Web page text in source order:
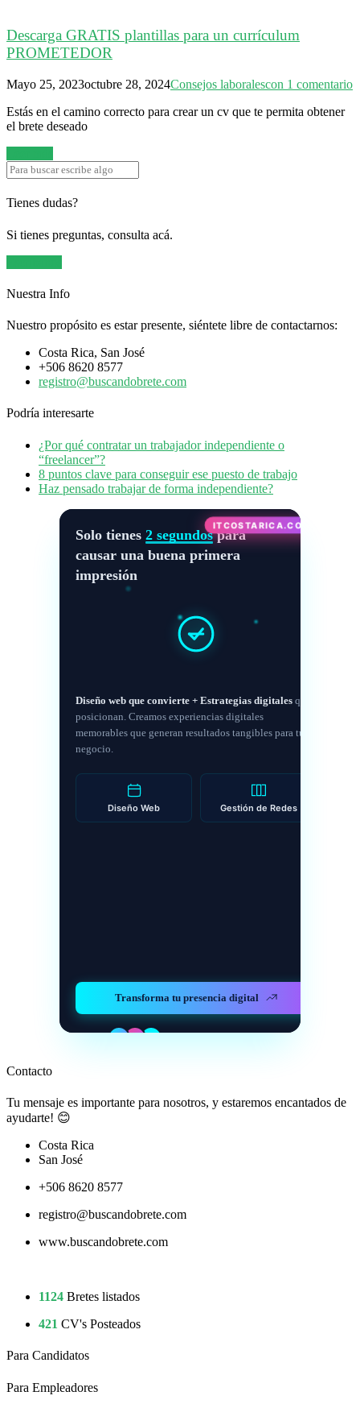
Descarga GRATIS plantillas para un currículum
PROMETEDOR
Mayo 25, 2023octubre 28, 2024Consejos laboralescon 1 comentario
Estás en el camino correcto para crear un cv que te permita obtener
el brete deseado
Tienes dudas?
Si tienes preguntas, consulta acá.
Nuestra Info
Nuestro propósito es estar presente, siéntete libre de contactarnos:
Costa Rica, San José
+506 8620 8577
registro@buscandobrete.com
Podría interesarte
¿Por qué contratar un trabajador independiente o
“freelancer”?
8 puntos clave para conseguir ese puesto de trabajo
Haz pensado trabajar de forma independiente?
ITCOSTARICA.COM
Solo tienes 2 segundospara
causar una buena primera
impresión
Diseño web que convierte + Estrategias digitales que
posicionan. Creamos experiencias digitales
memorables que generan resultados tangibles para tu
negocio.
Diseño Web Gestión de Redes
Transforma tu presencia digital
Contacto
Tu mensaje es importante para nosotros, y estaremos encantados de
ayudarte! 😊
Costa Rica
San José
+506 8620 8577
registro@buscandobrete.com
www.buscandobrete.com
1124 Bretes listados
421 CV's Posteados
Para Candidatos
Para Empleadores